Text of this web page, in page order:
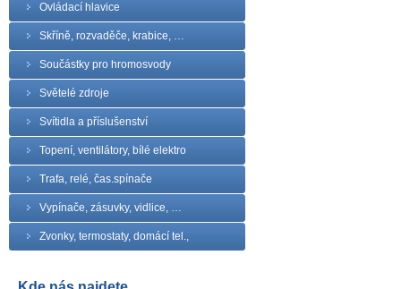
Ovládací hlavice
Skříně, rozvaděče, krabice, …
Součástky pro hromosvody
Světelé zdroje
Svítidla a příslušenství
Topení, ventilátory, bílé elektro
Trafa, relé, čas.spínače
Vypínače, zásuvky, vidlice, …
Zvonky, termostaty, domácí tel.,